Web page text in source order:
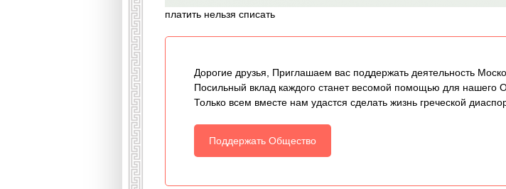
платить нельзя списать
Дорогие друзья, Приглашаем вас поддержать деятельность
Посильный вклад каждого станет весомой помощью для нашего
Только всем вместе нам удастся сделать жизнь греческой
Поддержать Общество